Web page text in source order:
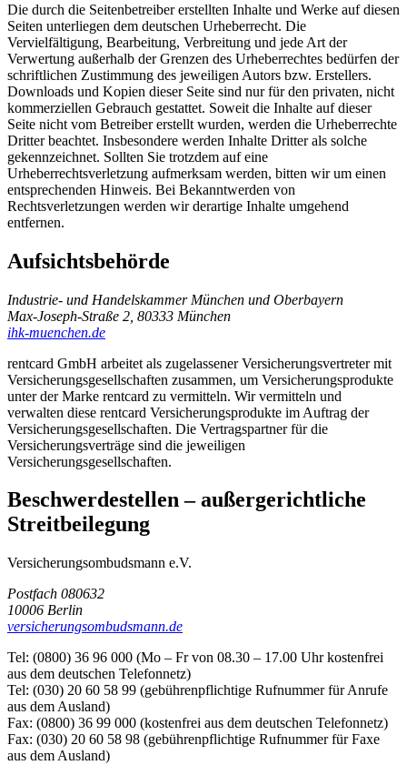
Die durch die Seitenbetreiber erstellten Inhalte und Werke auf diesen
Seiten unterliegen dem deutschen Urheberrecht. Die
Vervielfältigung, Bearbeitung, Verbreitung und jede Art der
Verwertung außerhalb der Grenzen des Urheberrechtes bedürfen der
schriftlichen Zustimmung des jeweiligen Autors bzw. Erstellers.
Downloads und Kopien dieser Seite sind nur für den privaten, nicht
kommerziellen Gebrauch gestattet. Soweit die Inhalte auf dieser
Seite nicht vom Betreiber erstellt wurden, werden die Urheberrechte
Dritter beachtet. Insbesondere werden Inhalte Dritter als solche
gekennzeichnet. Sollten Sie trotzdem auf eine
Urheberrechtsverletzung aufmerksam werden, bitten wir um einen
entsprechenden Hinweis. Bei Bekanntwerden von
Rechtsverletzungen werden wir derartige Inhalte umgehend
entfernen.
Aufsichtsbehörde
Industrie- und Handelskammer München und Oberbayern
Max-Joseph-Straße 2, 80333 München
ihk-muenchen.de
rentcard GmbH arbeitet als zugelassener Versicherungsvertreter mit
Versicherungsgesellschaften zusammen, um Versicherungsprodukte
unter der Marke rentcard zu vermitteln. Wir vermitteln und
verwalten diese rentcard Versicherungsprodukte im Auftrag der
Versicherungsgesellschaften. Die Vertragspartner für die
Versicherungsverträge sind die jeweiligen
Versicherungsgesellschaften.
Beschwerdestellen – außergerichtliche
Streitbeilegung
Versicherungsombudsmann e.V.
Postfach 080632
10006 Berlin
versicherungsombudsmann.de
Tel: (0800) 36 96 000 (Mo – Fr von 08.30 – 17.00 Uhr kostenfrei
aus dem deutschen Telefonnetz)
Tel: (030) 20 60 58 99 (gebührenpflichtige Rufnummer für Anrufe
aus dem Ausland)
Fax: (0800) 36 99 000 (kostenfrei aus dem deutschen Telefonnetz)
Fax: (030) 20 60 58 98 (gebührenpflichtige Rufnummer für Faxe
aus dem Ausland)